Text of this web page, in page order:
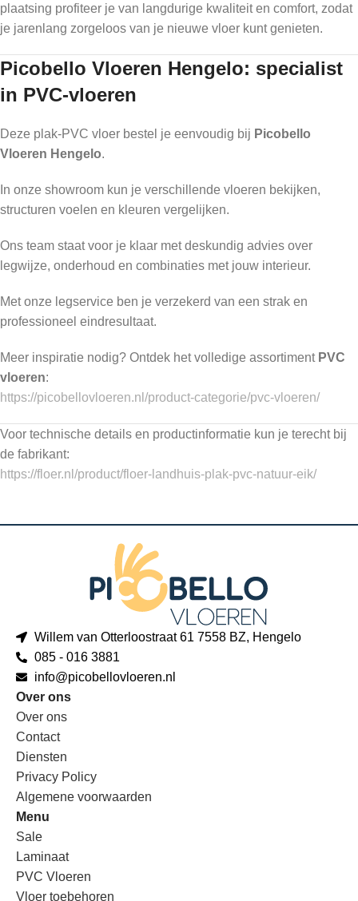
plaatsing profiteer je van langdurige kwaliteit en comfort, zodat
je jarenlang zorgeloos van je nieuwe vloer kunt genieten.
Picobello Vloeren Hengelo: specialist
in PVC-vloeren
Deze plak-PVC vloer bestel je eenvoudig bij Picobello
Vloeren Hengelo.
In onze showroom kun je verschillende vloeren bekijken,
structuren voelen en kleuren vergelijken.
Ons team staat voor je klaar met deskundig advies over
legwijze, onderhoud en combinaties met jouw interieur.
Met onze legservice ben je verzekerd van een strak en
professioneel eindresultaat.
Meer inspiratie nodig? Ontdek het volledige assortiment PVC
vloeren:
https://picobellovloeren.nl/product-categorie/pvc-vloeren/
Voor technische details en productinformatie kun je terecht bij
de fabrikant:
https://floer.nl/product/floer-landhuis-plak-pvc-natuur-eik/
Willem van Otterloostraat 61 7558 BZ, Hengelo
085 - 016 3881
info@picobellovloeren.nl
Over ons
Over ons
Contact
Diensten
Privacy Policy
Algemene voorwaarden
Menu
Sale
Laminaat
PVC Vloeren
Vloer toebehoren